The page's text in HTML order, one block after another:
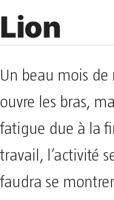
Lion
Un beau mois de
ouvre les bras,
fatigue due à la
travail, l’activité
faudra se